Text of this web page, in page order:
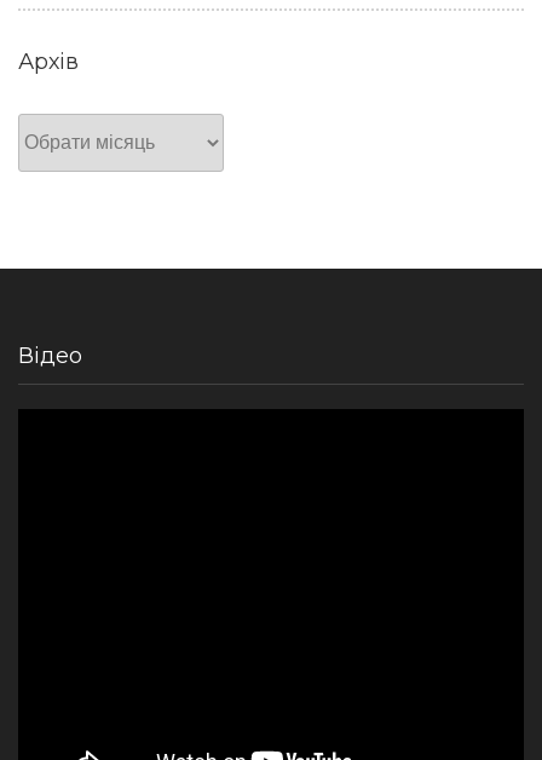
Архів
Архів
Відео